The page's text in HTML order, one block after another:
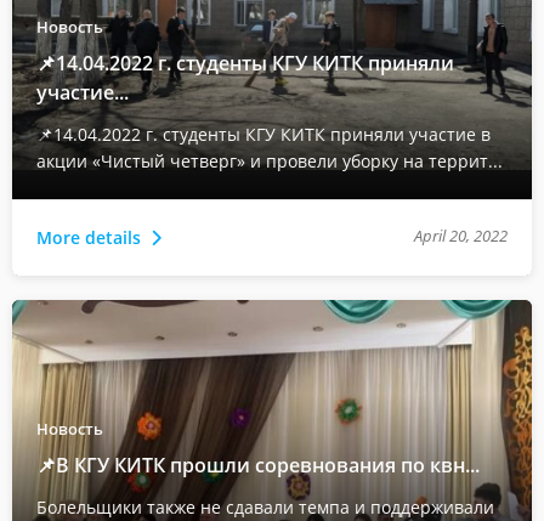
Новость
📌14.04.2022 г. студенты КГУ КИТК приняли
участие...
📌14.04.2022 г. студенты КГУ КИТК приняли участие в
акции «Чистый четверг» и провели уборку на террит...
More details April 20, 2022
Новость
📌В КГУ КИТК прошли соревнования по квн...
Болельщики также не сдавали темпа и поддерживали